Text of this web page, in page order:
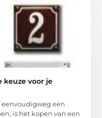
keuze voor je
eenvoudigweg een
is het kopen van een